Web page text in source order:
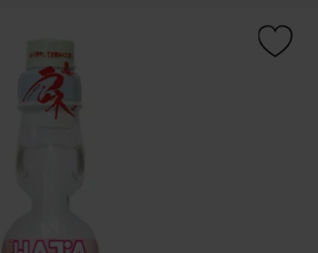
Heading
×